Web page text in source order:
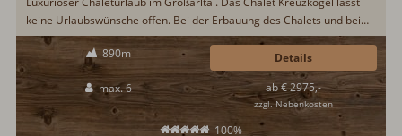
keine Urlaubswünsche offen. Bei der Erbauung des Chalets und bei
der Inneneinrichtung, wurde größten Wert auf hochwertige und
regionale Materialien gelegt. Zur Ausstattung zählen u.a. ein 50m²
großer Naturbadeteich, Frühstücksservice, Kamin, Wellnessbereich
mit Sauna & Regendusche...
890m
max. 6
100%
ab € 2975,-
zzgl. Nebenkosten
Details